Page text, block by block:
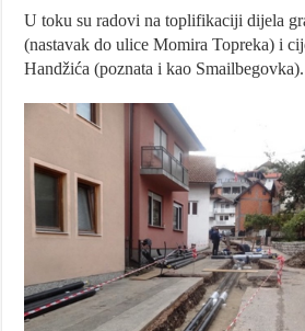
U toku su radovi na toplifikaciji dijela
(nastavak do ulice Momira Topreka) i
Handžića (poznata i kao Smailbegovka).